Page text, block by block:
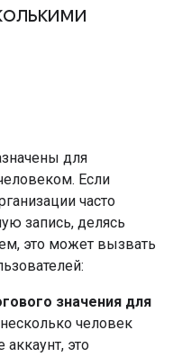
для
Если
часто
запись, делясь
это может вызвать
значения для
человек
это